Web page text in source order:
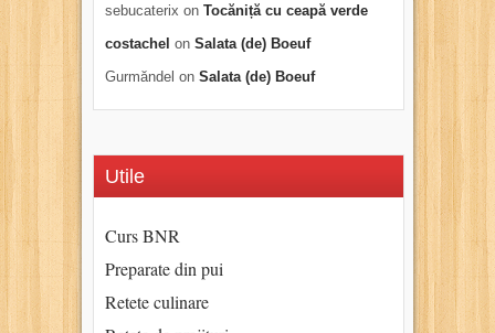
sebucaterix on Tocăniță cu ceapă verde
costachel on Salata (de) Boeuf
Gurmăndel on Salata (de) Boeuf
Utile
Curs BNR
Preparate din pui
Retete culinare